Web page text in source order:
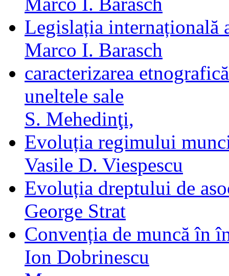
Legislația internațională
Marco I. Barasch
caracterizarea
uneltele sale
S. Mehedinţi,
Evoluția regimului
Vasile D. Viespescu
Evoluția dreptului de
George Strat
Convenția de muncă în
Ion Dobrinescu